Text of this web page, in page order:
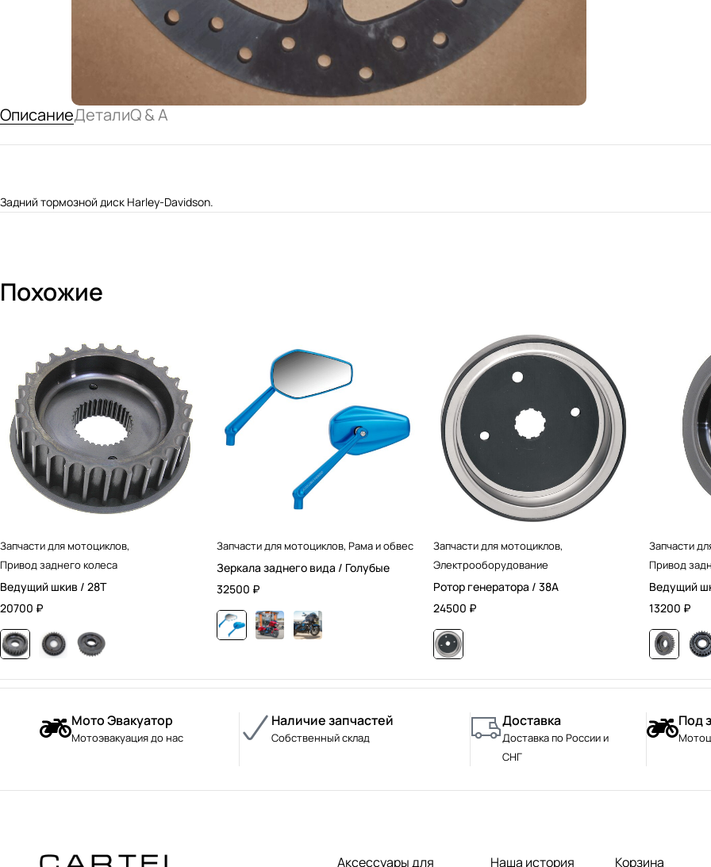
ОписаниеДеталиQ & A
Задний тормозной диск Harley-Davidson.
Похожие
Запчасти для мотоциклов,
Привод заднего колеса
Ведущий шкив / 28T
20700 ₽
Запчасти для мотоциклов, Рама и обвес
Зеркала заднего вида / Голубые
32500 ₽
Запчасти для мотоциклов,
Электрооборудование
Ротор генератора / 38А
24500 ₽
Запчасти
Привод
Ведущий
13200 ₽
Мото Эвакуатор
Мотоэвакуация до нас
Наличие запчастей
Собственный склад
Доставка
Доставка по России и
СНГ
Под
Аксессуары для Наша история Корзина